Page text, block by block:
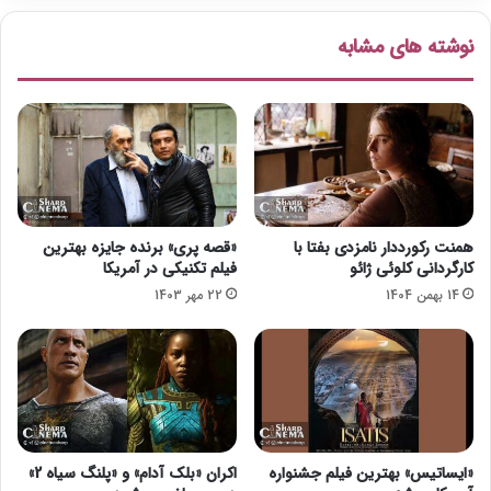
ی
ش
ا
ب
ح
س
ی
ی
ل
م
ش
و
د
نوشته های مشابه
همنت رکورددار نامزدی بفتا با
کارگردانی کلوئی ژائو
14 بهمن 1404
«قصه پری» برنده جایزه بهترین
فیلم تکنیکی در آمریکا
22 مهر 1403
«ایساتیس» بهترین فیلم جشنواره
اکران «بلک آدام» و «پلنگ سیاه 2»